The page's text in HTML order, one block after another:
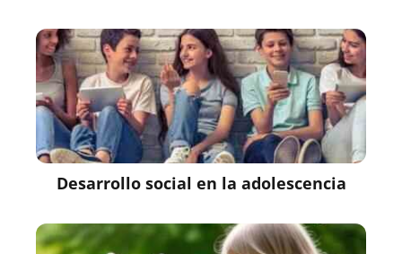
Desarrollo social en la adolescencia